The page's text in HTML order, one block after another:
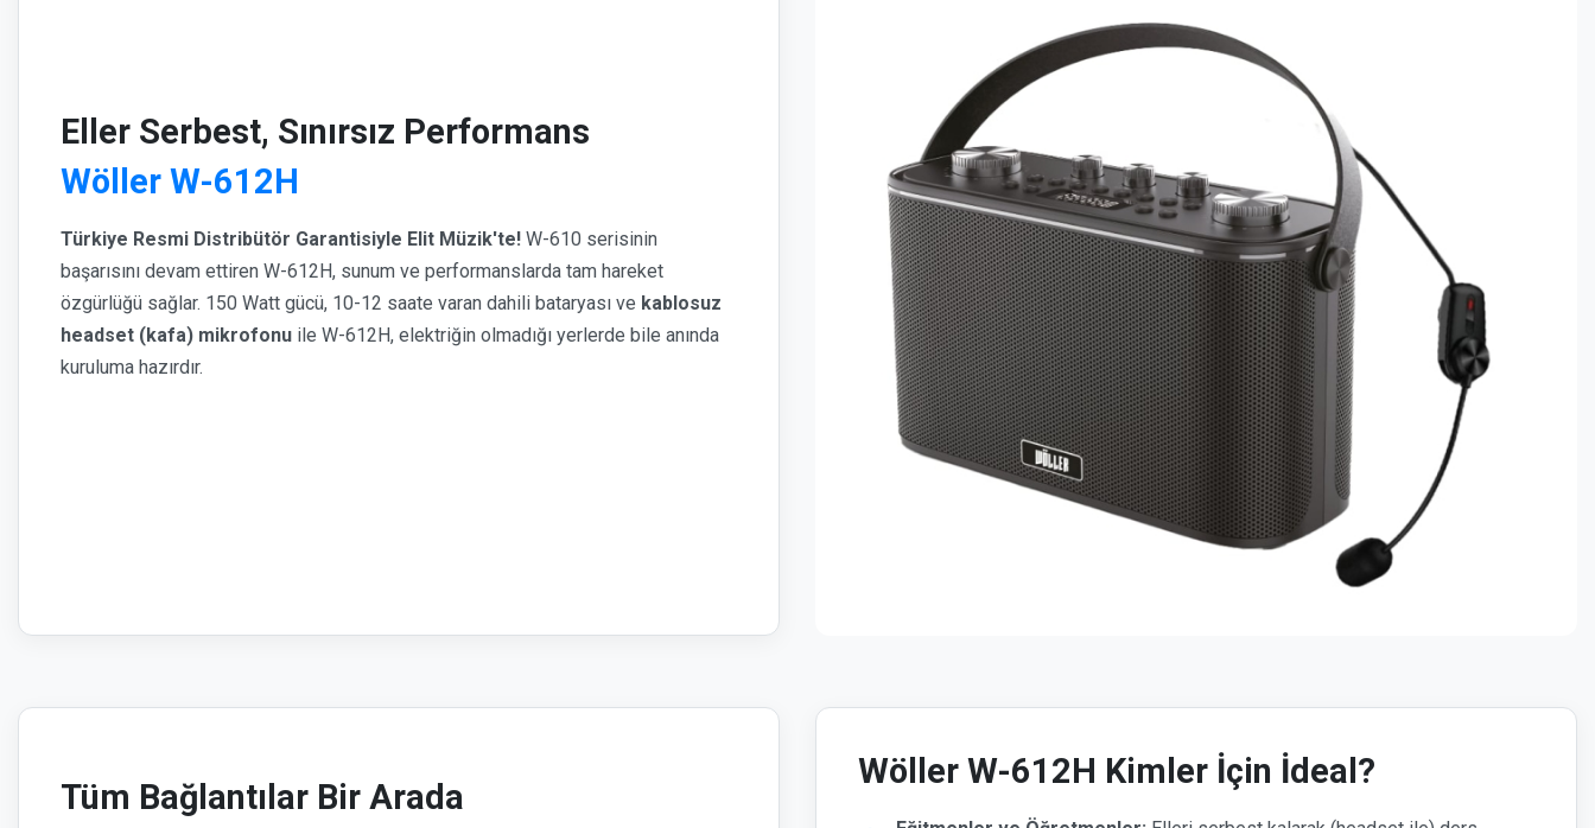
Eller Serbest, Sınırsız Performans
Wöller W-612H
Türkiye Resmi Distribütör Garantisiyle Elit Müzik'te! W-610 serisinin
başarısını devam ettiren W-612H, sunum ve performanslarda tam hareket
özgürlüğü sağlar. 150 Watt gücü, 10-12 saate varan dahili bataryası ve kablosuz
headset (kafa) mikrofonu ile W-612H, elektriğin olmadığı yerlerde bile anında
kuruluma hazırdır.
Tüm Bağlantılar Bir Arada
Wöller W-612H Kimler İçin İdeal?